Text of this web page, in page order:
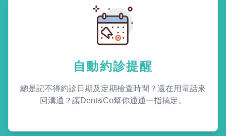
自動約診提醒
總是記不得約診日期及定期檢查時間？還在用電話來
回溝通？讓Dent&Co幫你通通一指搞定。